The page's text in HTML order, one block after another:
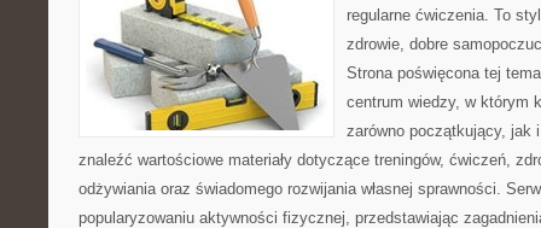
regularne ćwiczenia. To
zdrowie, dobre
Strona poświęcona tej
centrum wiedzy, w którym
zarówno początkujący, jak
znaleźć wartościowe materiały dotyczące treningów, ćwiczeń,
odżywiania oraz świadomego rozwijania własnej sprawności.
popularyzowaniu aktywności fizycznej, przedstawiając